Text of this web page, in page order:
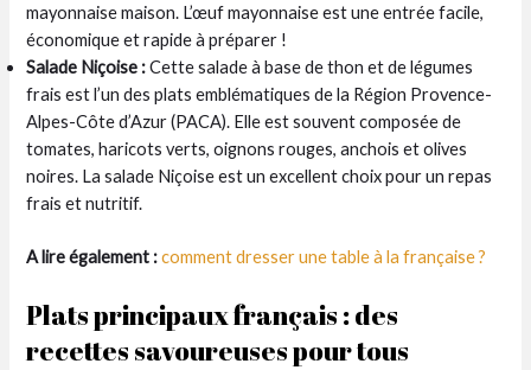
mayonnaise maison. L’œuf mayonnaise est une entrée facile,
économique et rapide à préparer !
Salade Niçoise :Cette salade à base de thon et de légumes
frais est l’un des plats emblématiques de la Région Provence-
Alpes-Côte d’Azur (PACA). Elle est souvent composée de
tomates, haricots verts, oignons rouges, anchois et olives
noires. La salade Niçoise est un excellent choix pour un repas
frais et nutritif.
A lire également : comment dresser une table à la française ?
Plats principaux français : des
recettes savoureuses pour tous